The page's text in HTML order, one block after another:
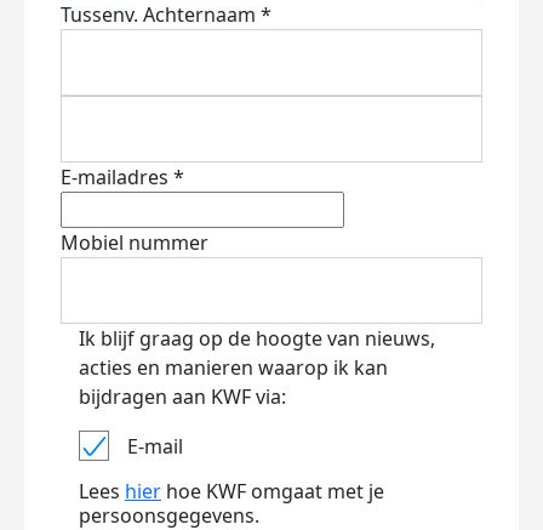
Tussenv. Achternaam *
E-mailadres *
Mobiel nummer
Ik blijf graag op de hoogte van nieuws,
acties en manieren waarop ik kan
bijdragen aan KWF via:
E-mail
Lees hier hoe KWF omgaat met je
persoonsgegevens.